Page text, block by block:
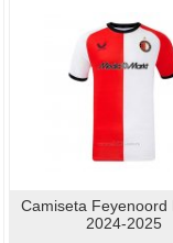
Camiseta Feyenoord
2024-2025